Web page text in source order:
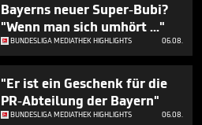
Bayerns neuer Super-Bubi?
"Wenn man sich umhört ..."
BUNDESLIGA MEDIATHEK HIGHLIGHTS 06.08.
"Er ist ein Geschenk für die
PR-Abteilung der Bayern"
BUNDESLIGA MEDIATHEK HIGHLIGHTS 06.08.